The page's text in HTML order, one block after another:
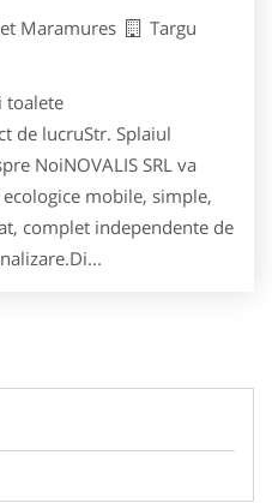
Maramures
Targu
toalete
de lucruStr. Splaiul
NoiNOVALIS SRL va
mobile, simple,
complet independente de